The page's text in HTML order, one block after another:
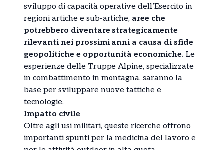
sviluppo di capacità operative dell’Esercito in
regioni artiche e sub-artiche, aree che
potrebbero diventare strategicamente
rilevanti nei prossimi anni a causa di sfide
geopolitiche e opportunità economiche. Le
esperienze delle Truppe Alpine, specializzate
in combattimento in montagna, saranno la
base per sviluppare nuove tattiche e
tecnologie.
Impatto civile
Oltre agli usi militari, queste ricerche offrono
importanti spunti per la medicina del lavoro e